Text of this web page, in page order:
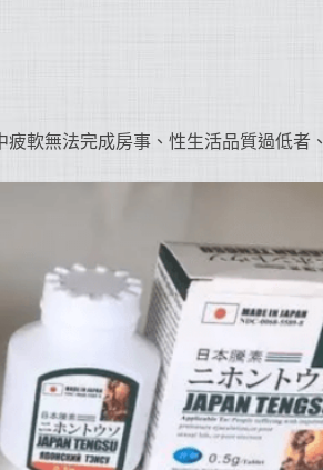
疲軟無法完成房事、性生活品質過低者